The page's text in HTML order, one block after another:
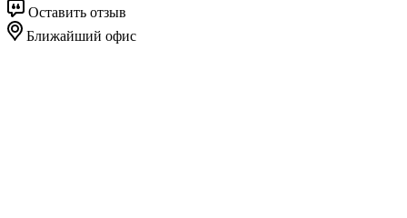
Оставить отзыв
Ближайший офис